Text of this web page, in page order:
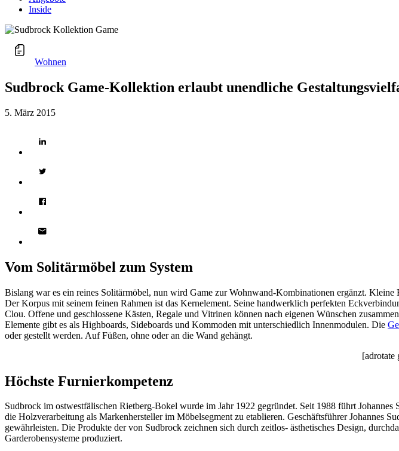
Inside
Wohnen
Sudbrock Game-Kollektion erlaubt unendliche
5. März 2015
Vom Solitärmöbel zum System
Bislang war es ein reines Solitärmöbel, nun wird Game zur Wohnwand-Kombinationen ergänzt.
Der Korpus mit seinem feinen Rahmen ist das Kernelement. Seine handwerklich perfekten
Clou. Offene und geschlossene Kästen, Regale und Vitrinen können nach eigenen Wünschen
Elemente gibt es als Highboards, Sideboards und Kommoden mit unterschiedlich Innenmodulen. Die
oder gestellt werden. Auf Füßen, ohne oder an die Wand gehängt.
[adrotate
Höchste Furnierkompetenz
Sudbrock im ostwestfälischen Rietberg-Bokel wurde im Jahr 1922 gegründet. Seit 1988 führt
die Holzverarbeitung als Markenhersteller im Möbelsegment zu etablieren. Geschäftsführer Johannes
gewährleisten. Die Produkte der von Sudbrock zeichnen sich durch zeitlos- ästhetisches Design,
Garderobensysteme produziert.